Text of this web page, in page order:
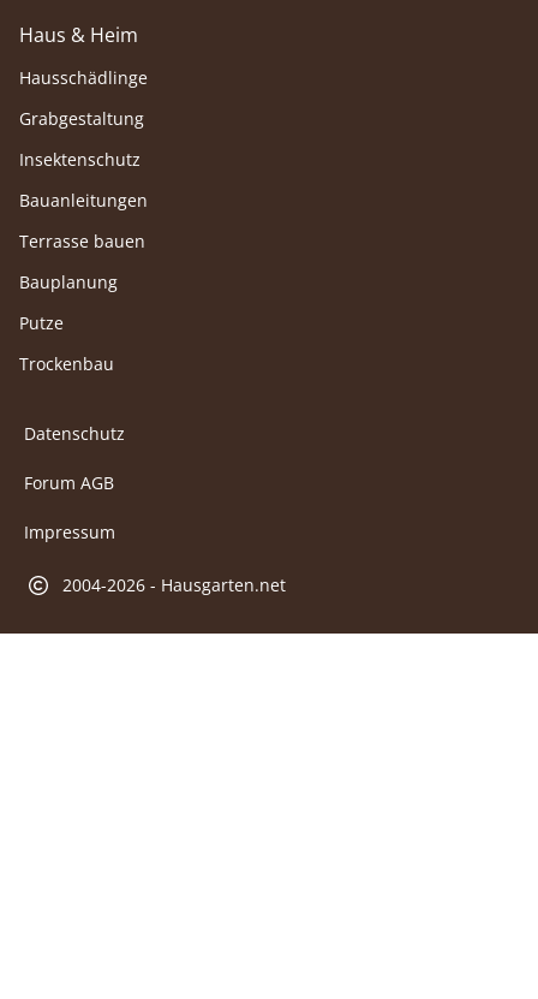
Haus & Heim
Hausschädlinge
Grabgestaltung
Insektenschutz
Bauanleitungen
Terrasse bauen
Bauplanung
Putze
Trockenbau
Datenschutz
Forum AGB
Impressum
2004-2026 - Hausgarten.net